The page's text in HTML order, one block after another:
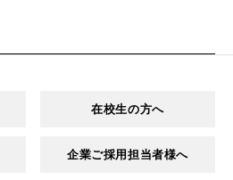
在校生の方へ
企業ご採用担当者様へ